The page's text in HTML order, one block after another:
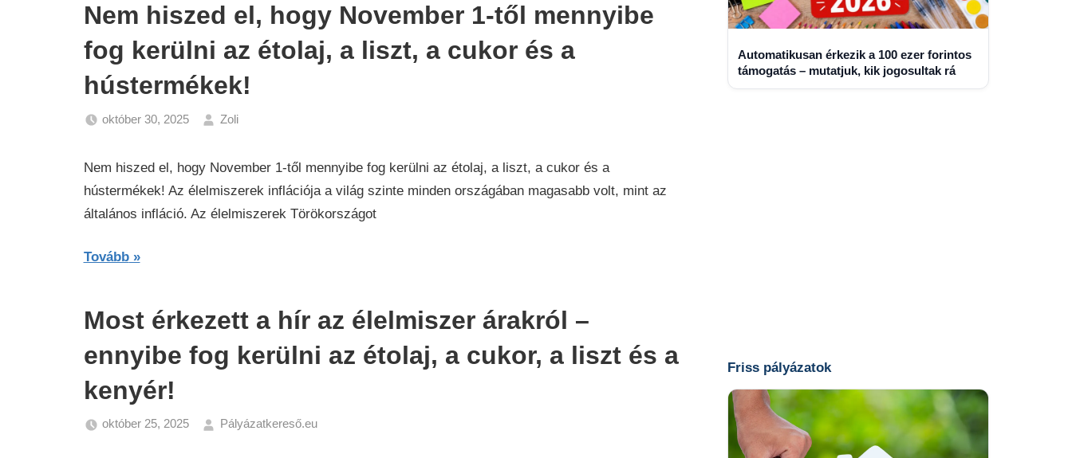
Nem hiszed el, hogy November 1-től mennyibe
fog kerülni az étolaj, a liszt, a cukor és a
hústermékek!
október 30, 2025
Zoli
Hírek
Nem hiszed el, hogy November 1-től mennyibe fog kerülni az étolaj, a liszt, a cukor és a
hústermékek! Az élelmiszerek inflációja a világ szinte minden országában magasabb volt, mint az
általános infláció. Az élelmiszerek Törökországot
Tovább
Most érkezett a hír az élelmiszer árakról –
ennyibe fog kerülni az étolaj, a cukor, a liszt és a
kenyér!
október 25, 2025
Pályázatkereső.eu
Automatikusan érkezik a 100 ezer forintos
támogatás – mutatjuk, kik jogosultak rá
Friss pályázatok